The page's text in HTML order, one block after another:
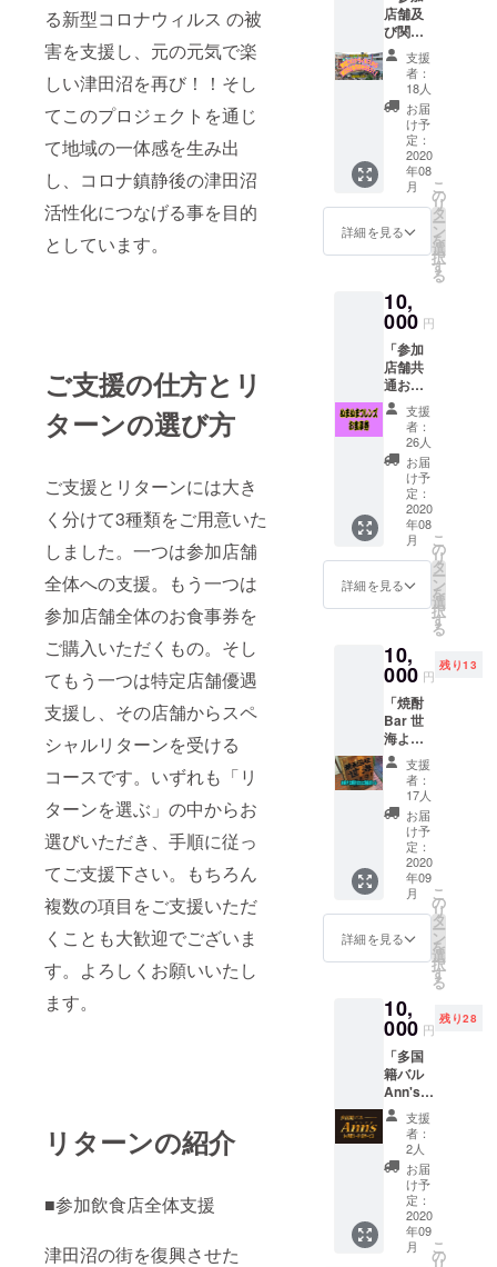
る新型コロナウィルス の被
害を支援し、元の元気で楽
しい津田沼を再び！！そし
てこのプロジェクトを通じ
て地域の一体感を生み出
し、コロナ鎮静後の津田沼
活性化につなげる事を目的
としています。
ご支援の仕方とリ
ターンの選び方
ご支援とリターンには大き
く分けて3種類をご用意いた
しました。一つは参加店舗
全体への支援。もう一つは
参加店舗全体のお食事券を
ご購入いただくもの。そし
てもう一つは特定店舗優遇
支援し、その店舗からスペ
シャルリターンを受ける
コースです。いずれも「リ
ターンを選ぶ」の中からお
選びいただき、手順に従っ
てご支援下さい。もちろん
複数の項目をご支援いただ
くことも大歓迎でございま
す。よろしくお願いいたし
ます。
リターンの紹介
■参加飲食店全体支援
津田沼の街を復興させた
合があ
りま
す。 ※
有効期
限は
2020年
12月ま
でとし
ます。
店舗及
び関係
媒体に
てご支
援者様
の紹
介」 参
加各店
舗にて
ご支援
者様の
お名前
を3ヶ月
間ご紹
だきま
す。 ※
備考欄
にご紹
介させ
ていい
ただく
お名前
をご入
力くだ
さい。
もしも
紹介さ
れたく
ないと
の場合
は、
力くだ
さい。
支援
者：
18人
お届
け予
定：
2020
年08
月
詳細を見る
こ
の
リ
タ
ー
ン
を
選
択
す
る
10,
000 円
「参加
店舗共
通お食
事券
10,000
円分」
参加店
舗25店
でご利
用いた
だける
お食事
券をご
提供し
ます。
※店舗に
営業再
開時期
等が異
なる場
合があ
りま
す。 ※
有効期
限は
2020年
12月ま
でとし
ます。
支援
者：
26人
お届
け予
定：
2020
年08
月
詳細を見る
こ
の
リ
タ
ー
ン
を
選
択
す
る
10,
000 円
残り13
「焼酎
Bar 世
海よ
り」 お
好きな
焼酎ま
たは泡
盛の一
升瓶を
一本
キープ
いただ
けるチ
ケット
をお送
チケッ
トはご
来店の
際、店
頭で現
物と交
換でき
ます。
※世海で
販売し
ている
ものに
限りま
す。 ※
有効期
支援
者：
17人
お届
け予
定：
2020
年09
月
詳細を見る
こ
の
リ
タ
ー
ン
を
選
択
す
る
10,
000 円
残り28
「多国
籍バル
Ann'sよ
り」
3ヶ月間
有効の
スペ
シャル
パスを
ご提供
しま
す。
支援
者：
2人
お届
け予
定：
2020
年09
月
こ
の